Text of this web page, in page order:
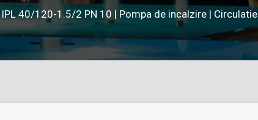
IPL 40/120-1.5/2 PN 10 | Pompa de incalzire | Circulatie